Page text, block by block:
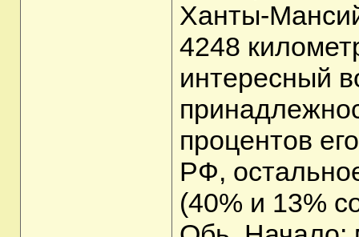
Ханты-
4248
интересный
процентов
РФ,
(40% и 13%